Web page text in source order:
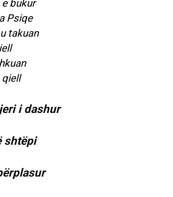
bukur
Psiqe
takuan
qiell
i dashur
shtëpi